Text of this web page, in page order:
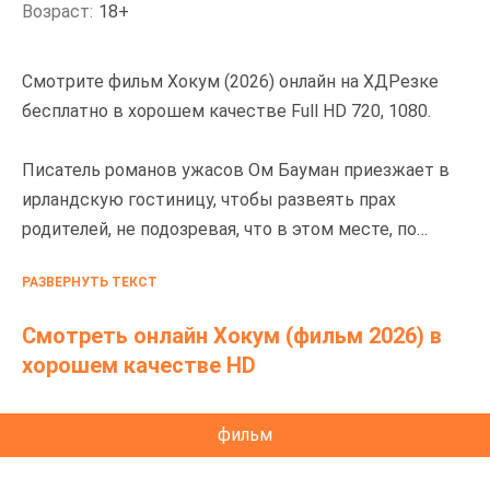
Смотрите фильм Хокум (2026) онлайн на ХДРезке
бесплатно в хорошем качестве Full HD 720, 1080.
Писатель романов ужасов Ом Бауман приезжает в
ирландскую гостиницу, чтобы развеять прах
родителей, не подозревая, что в этом месте, по
сталкивается с необъяснимыми явлениями и
раскрывают зловещую природу этого уединённого
уголка.
РАЗВЕРНУТЬ ТЕКСТ
Смотреть онлайн Хокум (фильм 2026) в
хорошем качестве HD
фильм
Возраст: 18+